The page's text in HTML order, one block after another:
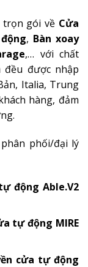
trọn gói về Cửa
, Bàn xoay
,… với chất
đều được nhập
Italia, Trung
hàng, đảm
phối/đại lý
động Able.V2
tự động MIRE
cửa tự động